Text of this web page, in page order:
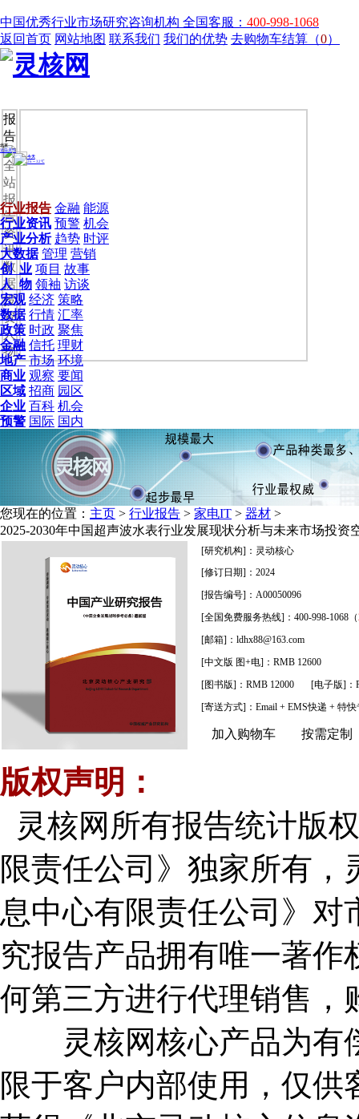
中国优秀行业市场研究咨询机构 全国客服： 400-998-1068
返回首页 网站地图 联系我们 我们的优势 去购物车结算（0）
报
告
全
站
报
告
资
讯
数
据
投
资
人
物
行业报告 金融 能源
行业资讯 预警 机会
产业分析 趋势 时评
大数据 管理 营销
创 业 项目 故事
人 物 领袖 访谈
宏观 经济 策略
数据 行情 汇率
政策 时政 聚焦
金融 信托 理财
地产 市场 环境
商业 观察 要闻
区域 招商 园区
企业 百科 机会
预警 国际 国内
您现在的位置： 主页 > 行业报告 > 家电IT > 器材 >
2025-2030年中国超声波水表行业发展现状分析与未来市场投资
[研究机构]：灵动核心
[修订日期]：2024
[报告编号]：A00050096
[全国免费服务热线]：400-998-1068（
[邮箱]：ldhx88@163.com
[中文版 图+电]：RMB 12600
[图书版]：RMB 12000 [电子版]：
[寄送方式]： Email + EMS快递 + 特
加入购物车 按需定制
版权声明：
灵核网所有报告统计版
限责任公司》独家所有
息中心有限责任公司》
究报告产品拥有唯一著
何第三方进行代理销售，
灵核网核心产品为有
限于客户内部使用，仅